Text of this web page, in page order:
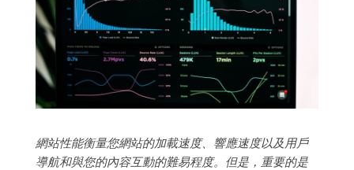
網站性能衡量您網站的加載速度、響應速度以及用戶
導航和與您的內容互動的難易程度。但是，重要的是